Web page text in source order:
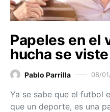
Papeles en el
hucha se
Pablo Parrilla 08/
Ya se sabe que el futbol
que un deporte, es una